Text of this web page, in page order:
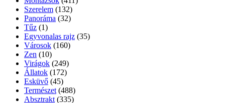
Szerelem (132)
Panoráma (32)
Tűz (1)
Egyvonalas rajz (35)
Városok (160)
Zen (10)
Virágok (249)
Állatok (172)
Esküvő (45)
Természet (488)
Absztrakt (335)